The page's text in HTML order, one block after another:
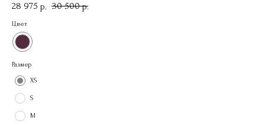
28 975 р. 30 500 р.
Цвет
Размер
XS
S
M